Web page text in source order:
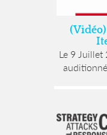
Le 9 Juillet
auditionné